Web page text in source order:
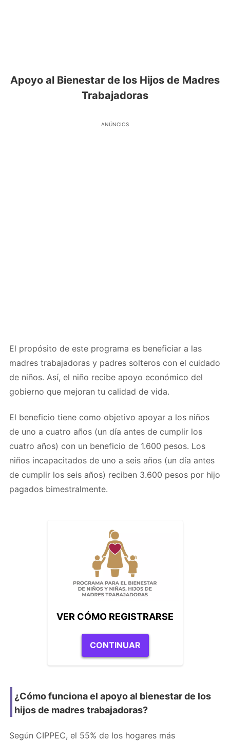
Apoyo al Bienestar de los Hijos de Madres
Trabajadoras
ANÚNCIOS
El propósito de este programa es beneficiar a las
madres trabajadoras y padres solteros con el cuidado
de niños. Así, el niño recibe apoyo económico del
gobierno que mejoran tu calidad de vida.
El beneficio tiene como objetivo apoyar a los niños
de uno a cuatro años (un día antes de cumplir los
cuatro años) con un beneficio de 1.600 pesos. Los
niños incapacitados de uno a seis años (un día antes
de cumplir los seis años) reciben 3.600 pesos por hijo
pagados bimestralmente.
VER CÓMO REGISTRARSE
CONTINUAR
¿Cómo funciona el apoyo al bienestar de los
hijos de madres trabajadoras?
Según CIPPEC, el 55% de los hogares más